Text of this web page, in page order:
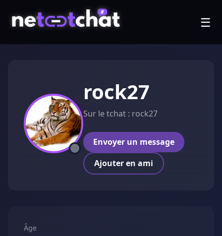
☰
rock27
Sur le tchat : rock27
Envoyer un message
Ajouter en ami
Âge